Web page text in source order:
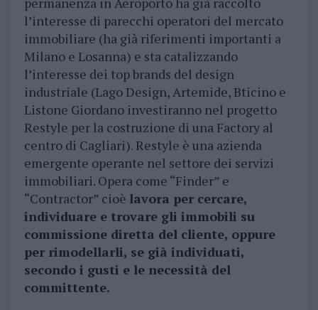
l’interesse di parecchi operatori del mercato
immobiliare (ha già riferimenti importanti a
Milano e Losanna) e sta catalizzando
l’interesse dei top brands del design
industriale (Lago Design, Artemide, Bticino e
Listone Giordano investiranno nel progetto
Restyle per la costruzione di una Factory al
centro di Cagliari). Restyle è una azienda
emergente operante nel settore dei servizi
immobiliari. Opera come “Finder” e
“Contractor” cioè lavora per cercare,
individuare e trovare gli immobili su
commissione diretta del cliente, oppure
per rimodellarli, se già individuati,
secondo i gusti e le necessità del
committente.